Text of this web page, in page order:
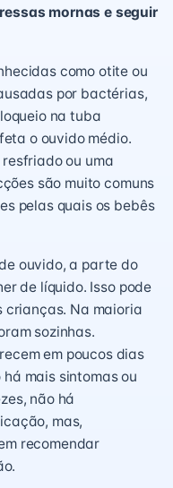
mornas e seguir
como otite ou
por bactérias,
na tuba
o ouvido médio.
resfriado ou uma
são muito comuns
pelas quais os bebês
ouvido, a parte do
de líquido. Isso pode
crianças. Na maioria
sozinhas.
em poucos dias
mais sintomas ou
não há
mas,
recomendar